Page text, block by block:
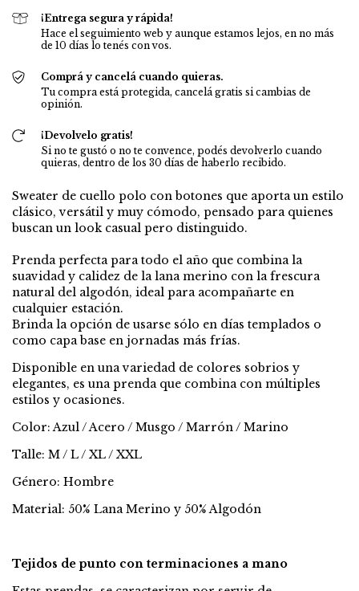
¡Entrega segura y rápida!
Hace el seguimiento web y aunque estamos lejos, en no más
de 10 días lo tenés con vos.
Comprá y cancelá cuando quieras.
Tu compra está protegida, cancelá gratis si cambias de
opinión.
¡Devolvelo gratis!
Si no te gustó o no te convence, podés devolverlo cuando
quieras, dentro de los 30 días de haberlo recibido.
Sweater de cuello polo con botones que aporta un estilo
clásico, versátil y muy cómodo, pensado para quienes
buscan un look casual pero distinguido.
Prenda perfecta para todo el año que combina la
suavidad y calidez de la lana merino con la frescura
natural del algodón, ideal para acompañarte en
cualquier estación.
Brinda la opción de usarse sólo en días templados o
como capa base en jornadas más frías.
Disponible en una variedad de colores sobrios y
elegantes, es una prenda que combina con múltiples
estilos y ocasiones.
Color: Azul / Acero / Musgo / Marrón / Marino
Talle: M / L / XL / XXL
Género: Hombre
Material: 50% Lana Merino y 50% Algodón
Tejidos de punto con terminaciones a mano